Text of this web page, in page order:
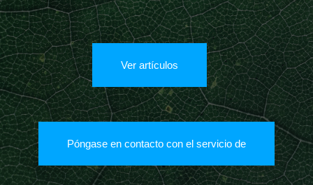
Ver artículos
Póngase en contacto con el servicio de